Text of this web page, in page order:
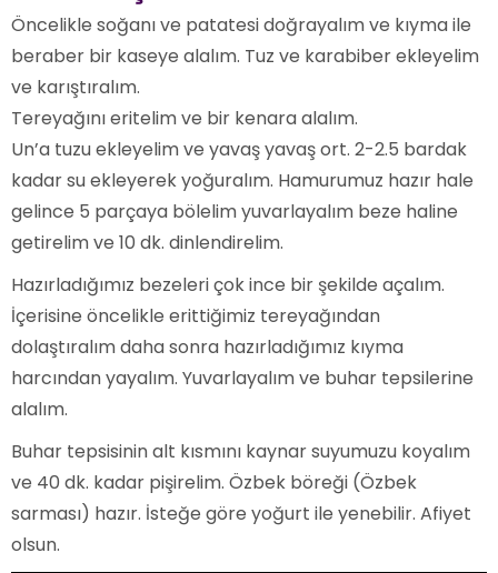
Öncelikle soğanı ve patatesi doğrayalım ve kıyma ile
beraber bir kaseye alalım. Tuz ve karabiber ekleyelim
ve karıştıralım.
Tereyağını eritelim ve bir kenara alalım.
Un’a tuzu ekleyelim ve yavaş yavaş ort. 2-2.5 bardak
kadar su ekleyerek yoğuralım. Hamurumuz hazır hale
gelince 5 parçaya bölelim yuvarlayalım beze haline
getirelim ve 10 dk. dinlendirelim.
Hazırladığımız bezeleri çok ince bir şekilde açalım.
İçerisine öncelikle erittiğimiz tereyağından
dolaştıralım daha sonra hazırladığımız kıyma
harcından yayalım. Yuvarlayalım ve buhar tepsilerine
alalım.
Buhar tepsisinin alt kısmını kaynar suyumuzu koyalım
ve 40 dk. kadar pişirelim. Özbek böreği (Özbek
sarması) hazır. İsteğe göre yoğurt ile yenebilir. Afiyet
olsun.